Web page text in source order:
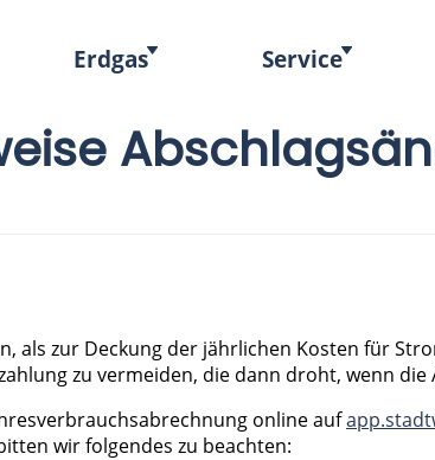
Erdgas Service
als zur Deckung der jährlichen Kosten für
zu vermeiden, die dann droht, wenn
online auf
wir folgendes zu beachten: